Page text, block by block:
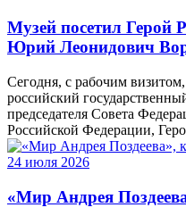
Музей посетил Герой
Юрий Леонидович
Сегодня, с рабочим
российский
председателя Совета
Российской Федерации,
24 июля 2026
«Мир Андрея